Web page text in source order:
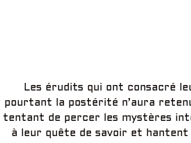
Les érudits qui ont consacré
pourtant la postérité n’aura
tentant de percer les mystères
à leur quête de savoir et